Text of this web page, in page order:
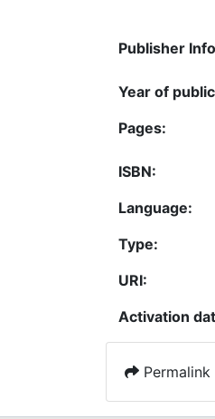
Publisher
Year of
Pages:
ISBN:
Language:
Type:
URI:
Activation
Permalink